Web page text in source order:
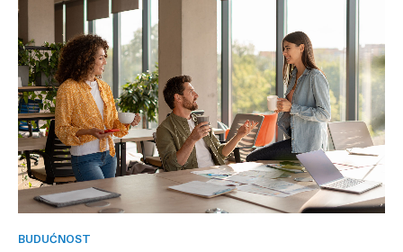
BUDUĆNOST